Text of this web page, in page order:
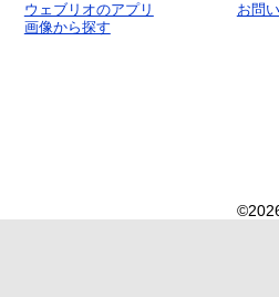
ウェブリオのアプリ
画像から探す
お問